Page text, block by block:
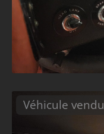
Véhicule vendu